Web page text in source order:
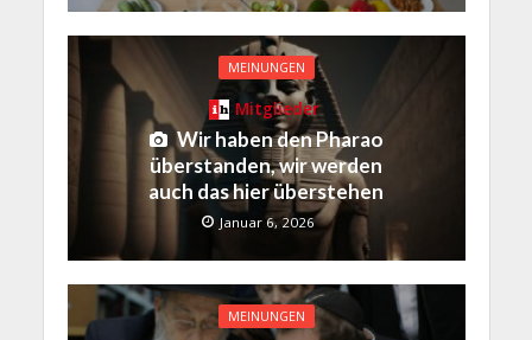
MEINUNGEN
Mitglieder
Wir haben den Pharao
überstanden, wir werden
auch das hier überstehen
Januar 6, 2026
MEINUNGEN